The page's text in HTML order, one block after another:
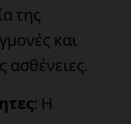
της
και
ασθένειες.
Η